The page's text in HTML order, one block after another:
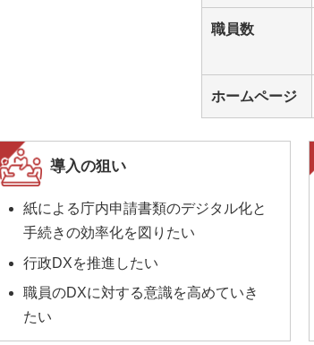
職員数
ホームページ
導入の狙い
紙による庁内申請書類のデジタル化と
手続きの効率化を図りたい
行政DXを推進したい
職員のDXに対する意識を高めていき
たい